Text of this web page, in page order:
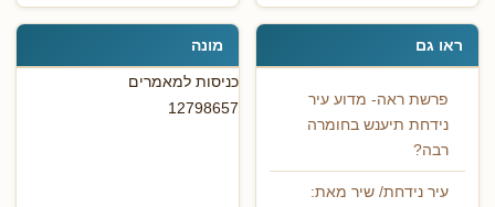
ראו גם
פרשת ראה- מדוע עיר
נידחת תיענש בחומרה
רבה?
עיר נידחת/ שיר מאת:
מונה
כניסות למאמרים
12798657